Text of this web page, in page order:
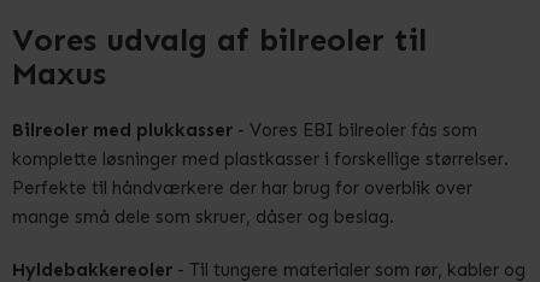
Vores udvalg af bilreoler til
Maxus
Bilreoler med plukkasser - Vores EBI bilreoler fås som
komplette løsninger med plastkasser i forskellige størrelser.
Perfekte til håndværkere der har brug for overblik over
mange små dele som skruer, dåser og beslag.
Hyldebakkereoler - Til tungere materialer som rør, kabler og